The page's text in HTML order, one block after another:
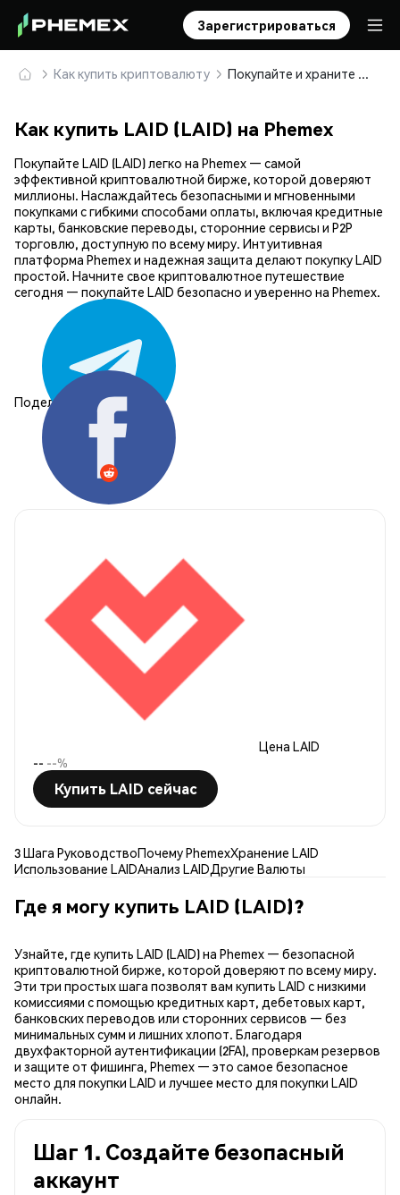
Зарегистрироваться
Как купить криптовалюту Покупайте и храните LAID (LAID) безопасно
Как купить LAID (LAID) на Phemex
Покупайте LAID (LAID) легко на Phemex — самой
эффективной криптовалютной бирже, которой доверяют
миллионы. Наслаждайтесь безопасными и мгновенными
покупками с гибкими способами оплаты, включая кредитные
карты, банковские переводы, сторонние сервисы и P2P
торговлю, доступную по всему миру. Интуитивная
платформа Phemex и надежная защита делают покупку LAID
простой. Начните свое криптовалютное путешествие
сегодня — покупайте LAID безопасно и уверенно на Phemex.
Поделиться:
Цена LAID
-- --%
Купить LAID сейчас
3 Шага РуководствоПочему PhemexХранение LAID
Использование LAIDАнализ LAIDДругие Валюты
Где я могу купить LAID (LAID)?
Узнайте, где купить LAID (LAID) на Phemex — безопасной
криптовалютной бирже, которой доверяют по всему миру.
Эти три простых шага позволят вам купить LAID с низкими
комиссиями с помощью кредитных карт, дебетовых карт,
банковских переводов или сторонних сервисов — без
минимальных сумм и лишних хлопот. Благодаря
двухфакторной аутентификации (2FA), проверкам резервов
и защите от фишинга, Phemex — это самое безопасное
место для покупки LAID и лучшее место для покупки LAID
онлайн.
Шаг 1. Создайте безопасный
аккаунт